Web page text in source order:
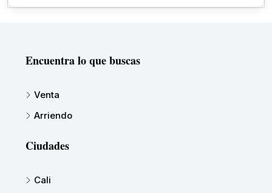
Encuentra lo que buscas
Venta
Arriendo
Ciudades
Cali